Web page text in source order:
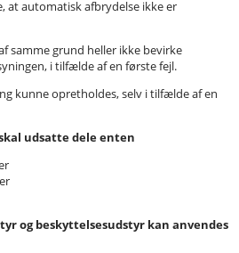
at automatisk afbrydelse ikke er
samme grund heller ikke bevirke
i tilfælde af en første fejl.
kunne opretholdes, selv i tilfælde af en
udsatte dele enten
og beskyttelsesudstyr kan anvendes